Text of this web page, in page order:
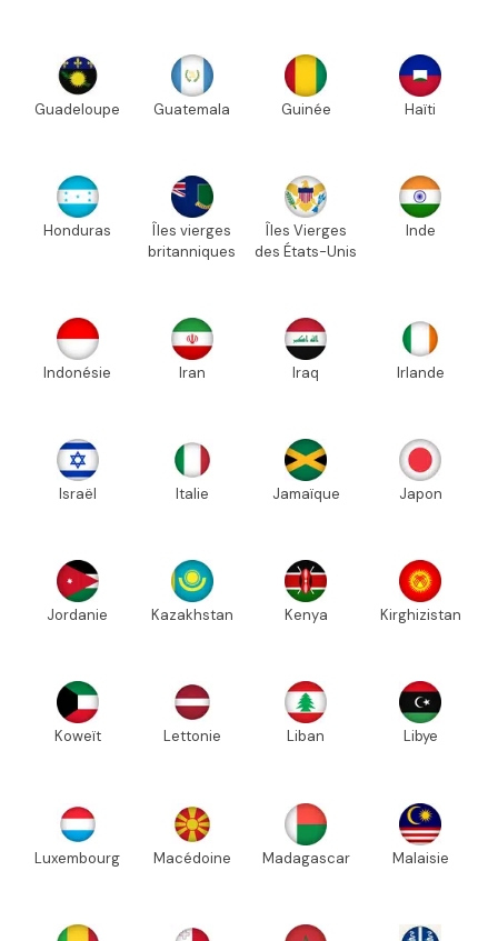
Guadeloupe Guatemala Guinée Haïti
Honduras
Îles vierges
britanniques
Îles Vierges
des États-Unis
Inde
Indonésie Iran Iraq Irlande
Israël Italie Jamaïque Japon
Jordanie Kazakhstan Kenya Kirghizistan
Koweït Lettonie Liban Libye
Luxembourg Macédoine Madagascar Malaisie